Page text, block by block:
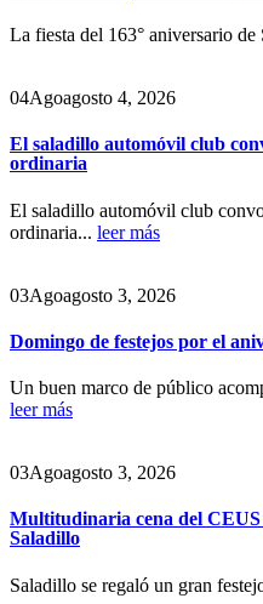
La fiesta del 163° aniversario
04Agoagosto 4, 2026
El saladillo automóvil club
ordinaria
El saladillo automóvil club
ordinaria... leer más
03Agoagosto 3, 2026
Domingo de festejos por el
Un buen marco de público
leer más
03Agoagosto 3, 2026
Multitudinaria cena del
Saladillo
Saladillo se regaló un gran